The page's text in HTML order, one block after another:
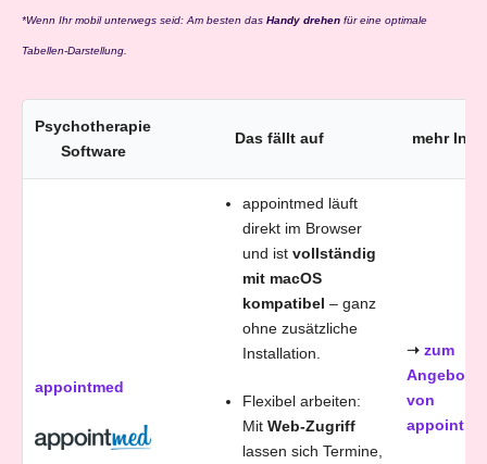
*Wenn Ihr mobil unterwegs seid: Am besten das Handy drehen für eine optimale
Tabellen-Darstellung.
Psychotherapie
Software
Das fällt auf mehr
appointmed
appointmed läuft
direkt im Browser
und ist vollständig
mit macOS
kompatibel – ganz
ohne zusätzliche
Installation.
Flexibel arbeiten:
Mit Web-Zugriff
lassen sich Termine,
➝ zum
Angebot
von